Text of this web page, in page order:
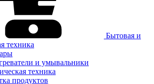
Бытовая и
техника
и умывальники
техника
продуктов